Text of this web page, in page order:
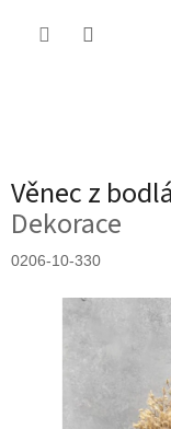
Věnec z
Dekorace
0206-10-330